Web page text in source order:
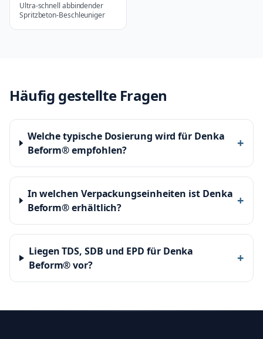
Ultra-schnell abbindender
Spritzbeton-Beschleuniger
Häufig gestellte Fragen
Welche typische Dosierung wird für Denka
Beform® empfohlen?
+
In welchen Verpackungseinheiten ist Denka
Beform® erhältlich?
+
Liegen TDS, SDB und EPD für Denka
Beform® vor?
+